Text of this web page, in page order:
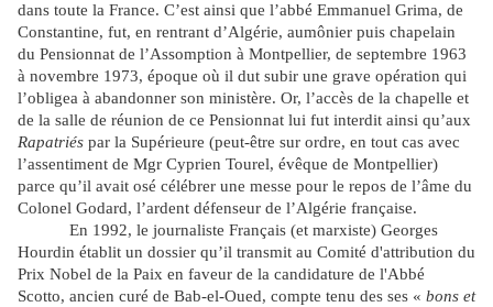
dans toute la France. C’est ainsi que l’abbé Emmanuel Grima, de
Constantine, fut, en rentrant d’Algérie, aumônier puis chapelain
du Pensionnat de l’Assomption à Montpellier, de septembre 1963
à novembre 1973, époque où il dut subir une grave opération qui
l’obligea à abandonner son ministère. Or, l’accès de la chapelle et
de la salle de réunion de ce Pensionnat lui fut interdit ainsi qu’aux
Rapatriés par la Supérieure (peut-être sur ordre, en tout cas avec
l’assentiment de Mgr Cyprien Tourel, évêque de Montpellier)
parce qu’il avait osé célébrer une messe pour le repos de l’âme du
Colonel Godard, l’ardent défenseur de l’Algérie française.
En 1992, le journaliste Français (et marxiste) Georges
Hourdin établit un dossier qu’il transmit au Comité d'attribution du
Prix Nobel de la Paix en faveur de la candidature de l'Abbé
Scotto, ancien curé de Bab-el-Oued, compte tenu des ses « bons et